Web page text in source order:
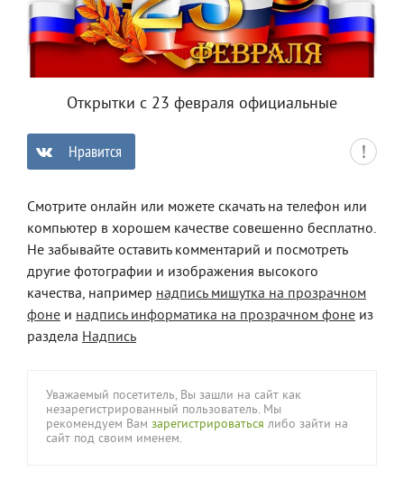
Открытки с 23 февраля официальные
Нравится
Смотрите онлайн или можете скачать на телефон или
компьютер в хорошем качестве совешенно бесплатно.
Не забывайте оставить комментарий и посмотреть
другие фотографии и изображения высокого
качества, например надпись мишутка на прозрачном
фоне и надпись информатика на прозрачном фоне из
раздела Надпись
Уважаемый посетитель, Вы зашли на сайт как
незарегистрированный пользователь. Мы
рекомендуем Вам зарегистрироваться либо зайти на
сайт под своим именем.